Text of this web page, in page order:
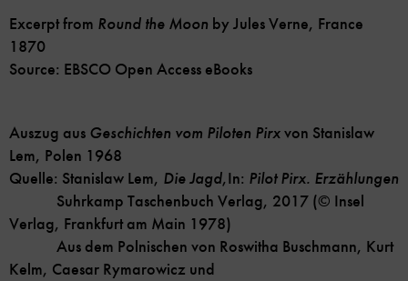
Excerpt from Round the Moon by Jules Verne, France
1870
Source: EBSCO Open Access eBooks
Auszug aus Geschichten vom Piloten Pirxvon Stanislaw
Lem, Polen 1968
Quelle: Stanislaw Lem, Die Jagd,In: Pilot Pirx. Erzählungen
Suhrkamp Taschenbuch Verlag, 2017 (© Insel
Verlag, Frankfurt am Main 1978)
Aus dem Polnischen von Roswitha Buschmann, Kurt
Kelm, Caesar Rymarowicz und